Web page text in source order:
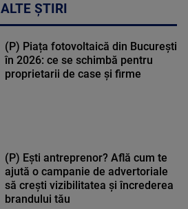
ALTE ȘTIRI
(P) Piața fotovoltaică din București
în 2026: ce se schimbă pentru
proprietarii de case și firme
(P) Ești antreprenor? Află cum te
ajută o campanie de advertoriale
să crești vizibilitatea și încrederea
brandului tău